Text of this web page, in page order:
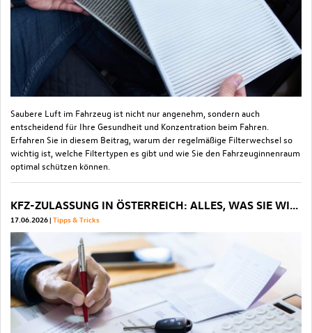
Saubere Luft im Fahrzeug ist nicht nur angenehm, sondern auch
entscheidend für Ihre Gesundheit und Konzentration beim Fahren.
Erfahren Sie in diesem Beitrag, warum der regelmäßige Filterwechsel so
wichtig ist, welche Filtertypen es gibt und wie Sie den Fahrzeuginnenraum
optimal schützen können.
KFZ-ZULASSUNG IN ÖSTERREICH: ALLES, WAS SIE WISSEN MÜSSEN
17.06.2026 Tipps & Tricks